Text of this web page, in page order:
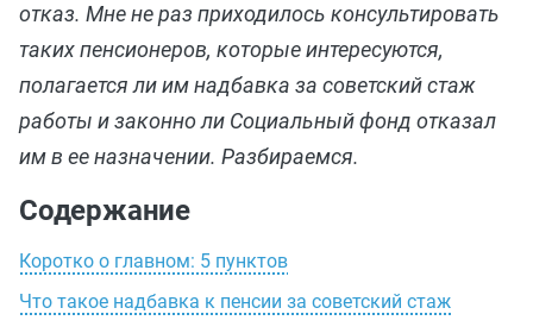
отказ. Мне не раз приходилось консультировать
таких пенсионеров, которые интересуются,
полагается ли им надбавка за советский стаж
работы и законно ли Социальный фонд отказал
им в ее назначении. Разбираемся.
Содержание
Коротко о главном: 5 пунктов
Что такое надбавка к пенсии за советский стаж